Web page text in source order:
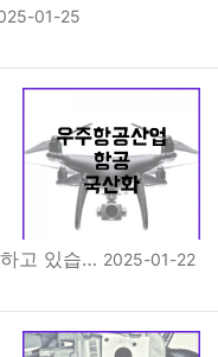
01-25
고 있습… 2025-01-22